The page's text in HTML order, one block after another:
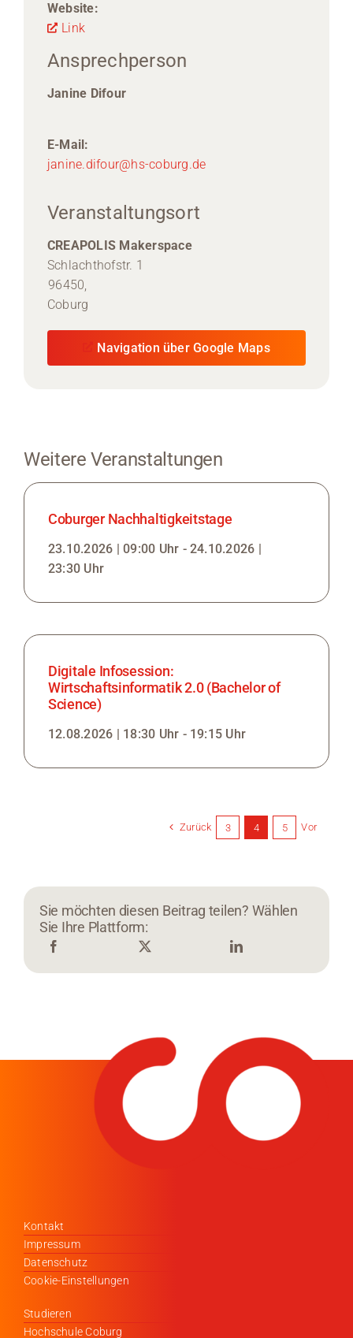
Website:
Link
Ansprechperson
Janine Difour
E-Mail:
janine.difour@hs-coburg.de
Veranstaltungsort
CREAPOLIS Makerspace
Schlachthofstr. 1
96450,
Coburg
Navigation über Google Maps
Weitere Veranstaltungen
Coburger Nachhaltigkeitstage
23.10.2026 | 09:00 Uhr - 24.10.2026 |
23:30 Uhr
Digitale Infosession:
Wirtschaftsinformatik 2.0 (Bachelor of
Science)
12.08.2026 | 18:30 Uhr - 19:15 Uhr
Zurück 3 4 5 Vor
Sie möchten diesen Beitrag teilen? Wählen
Sie Ihre Plattform:
Kontakt
Impressum
Datenschutz
Cookie-Einstellungen
Studieren
Hochschule Coburg